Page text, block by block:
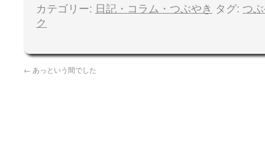
カテゴリー: 日記・コラム・つぶやき タグ: つ
ク
← あっという間でした